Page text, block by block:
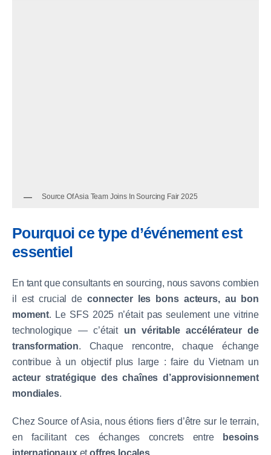
Source Of Asia Team Joins In Sourcing Fair 2025
Pourquoi ce type d’événement est
essentiel
En tant que consultants en sourcing, nous savons combien
il est crucial deconnecter les bons acteurs, au bon
moment. Le SFS 2025 n’était pas seulement une vitrine
technologique — c’était un véritable accélérateur de
transformation. Chaque rencontre, chaque échange
contribue à un objectif plus large : faire du Vietnam un
acteur stratégique des chaînes d’approvisionnement
mondiales.
Chez Source of Asia, nous étions fiers d’être sur le terrain,
en facilitant ces échanges concrets entre
besoins
internationauxetoffres locales.